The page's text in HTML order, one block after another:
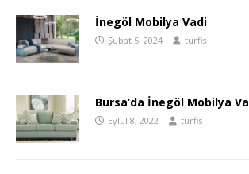
İnegöl Mobilya Vadi
Şubat 5, 2024 turfis
Bursa’da İnegöl Mobilya
Eylül 8, 2022 turfis